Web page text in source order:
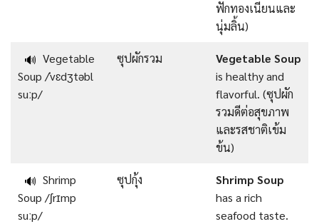
ฟักทองเนียนและ
นุ่มลิ้น)
🔊 Vegetable
Soup /ˈvɛdʒtəbl
suːp/
ซุปผักรวม
Vegetable Soup
is healthy and
flavorful. (ซุปผัก
รวมดีต่อสุขภาพ
และรสชาติเข้ม
ข้น)
🔊 Shrimp
Soup /ʃrɪmp
suːp/
ซุปกุ้ง
Shrimp Soup
has a rich
seafood taste.